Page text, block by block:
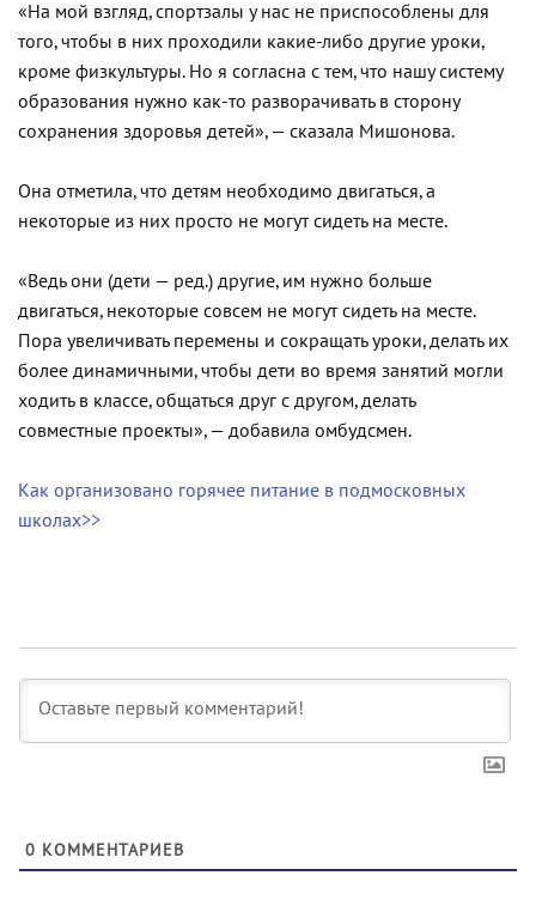
«На мой взгляд, спортзалы у нас не приспособлены для
того, чтобы в них проходили какие-либо другие уроки,
кроме физкультуры. Но я согласна с тем, что нашу систему
образования нужно как-то разворачивать в сторону
сохранения здоровья детей», — сказала Мишонова.
Она отметила, что детям необходимо двигаться, а
некоторые из них просто не могут сидеть на месте.
«Ведь они (дети — ред.) другие, им нужно больше
двигаться, некоторые совсем не могут сидеть на месте.
Пора увеличивать перемены и сокращать уроки, делать их
более динамичными, чтобы дети во время занятий могли
ходить в классе, общаться друг с другом, делать
совместные проекты», — добавила омбудсмен.
Как организовано горячее питание в подмосковных
школах>>
0 КОММЕНТАРИЕВ